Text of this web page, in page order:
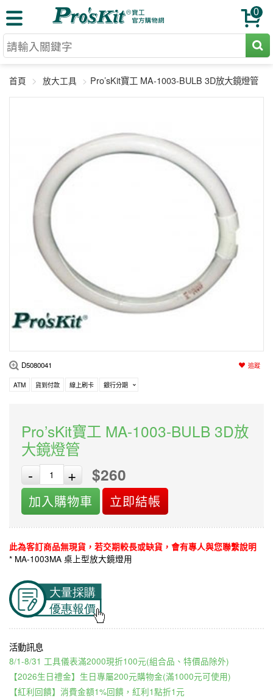
0
壓著鉗
起子工具
手鉗工具
放大工具
精密鑷子
綜合工具
電動工具
電磨/電鑽組
烙鐵頭
三用電錶
通訊儀器
環境儀錶
各式鉤錶
驗電筆
A+B 組合
初階款8+
中階款12＋
高階挑戰款
課程教材
編程系列
機器人系列
多合一系列
報價諮詢
訂單查詢
售後服務
聯絡客服
科玩補件
舊換新方案
新品上市
工具組合
家用網路
首頁 放大工具 Pro’sKit寶工 MA-1003-BULB 3D放大鏡燈管
D5080041 追蹤
ATM 貨到付款 線上刷卡 銀行分期
Pro’sKit寶工 MA-1003-BULB 3D放
大鏡燈管
-
+ $260
加入購物車 立即結帳
此為客訂商品無現貨，若交期較長或缺貨，會有專人與您聯繫說明
* MA-1003MA 桌上型放大鏡燈用
8/1-8/31 工具儀表滿2000現折100元(組合品、特價品除外)
【2026生日禮金】生日專屬200元購物金(滿1000元可使用)
【紅利回饋】消費金額1%回饋，紅利1點折1元